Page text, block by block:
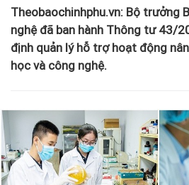
Theobaochinhphu.vn: Bộ trưởng
nghệ đã ban hành Thông tư 43/
định quản lý hỗ trợ hoạt động
học và công nghệ.